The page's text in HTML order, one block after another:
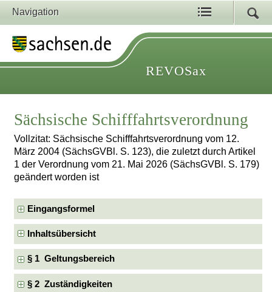
Navigation
REVOSax
Sächsische Schifffahrtsverordnung
Vollzitat: Sächsische Schifffahrtsverordnung vom 12.
März 2004 (SächsGVBl. S. 123), die zuletzt durch Artikel
1 der Verordnung vom 21. Mai 2026 (SächsGVBl. S. 179)
geändert worden ist
Eingangsformel
Inhaltsübersicht
§ 1 Geltungsbereich
§ 2 Zuständigkeiten